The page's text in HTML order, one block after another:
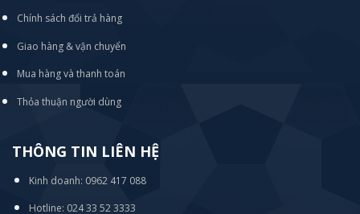
Chính sách đổi trả hàng
Giao hàng & vận chuyển
Mua hàng và thanh toán
Thỏa thuận người dùng
THÔNG TIN LIÊN HỆ
Kinh doanh: 0962 417 088
Hotline: 024 33 52 3333